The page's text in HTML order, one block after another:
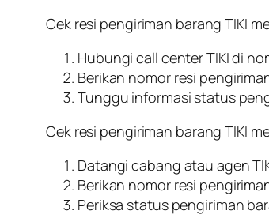
Cek resi pengiriman barang TIKI
Hubungi call center TIKI di
Berikan nomor resi
Tunggu informasi status
Cek resi pengiriman barang TIKI
Datangi cabang atau agen
Berikan nomor resi
Periksa status pengiriman